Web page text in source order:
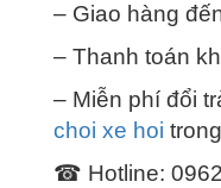
– Giao hàng
– Thanh toán
– Miễn phí đổi
choi xe hoi
☎ Hotline: